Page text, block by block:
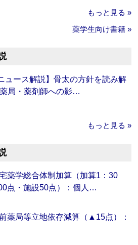
もっと見る »
薬学生向け書籍 »
ュース解説】骨太の方針を読み解
局・薬剤師への影…
もっと見る »
薬学総合体制加算（加算1：30
点・施設50点）：個人…
薬局等立地依存減算（▲15点）：